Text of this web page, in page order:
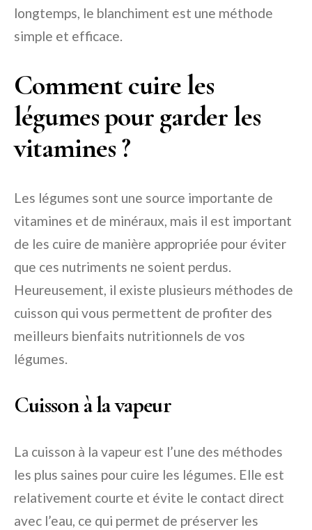
longtemps, le blanchiment est une méthode
simple et efficace.
Comment cuire les
légumes pour garder les
vitamines ?
Les légumes sont une source importante de
vitamines et de minéraux, mais il est important
de les cuire de manière appropriée pour éviter
que ces nutriments ne soient perdus.
Heureusement, il existe plusieurs méthodes de
cuisson qui vous permettent de profiter des
meilleurs bienfaits nutritionnels de vos
légumes.
Cuisson à la vapeur
La cuisson à la vapeur est l’une des méthodes
les plus saines pour cuire les légumes. Elle est
relativement courte et évite le contact direct
avec l’eau, ce qui permet de préserver les